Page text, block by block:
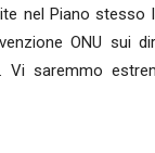
nel Piano
ONU sui
saremmo